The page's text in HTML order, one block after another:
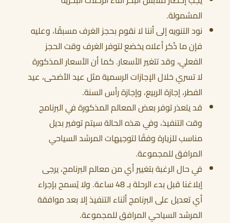
المشمولة.
نود التنويه إلى أننا لا نقوم بحجز الغرف مسبقًا، وعليه
فإن ما ذُكر أعلاه يخضع لتوفر الغرف وقت الحجز
الفعلي، وقد تتغير الأسعار. كما أن الأسعار المذكورة
لا تسري خلال الإجازات الرسمية مثل عيد الأضحى، عيد
الفطر، إجازة الربيع، وإجازة رأس السنة.
قد يتعذر توفر بعض المعالم المذكورة في البرنامج
وقت التنفيذ، وفي هذه الحالة سيتم توفير بديل
مناسب للزيارة وفقًا لتوجيهات المرشد السياحي
المرافق للمجموعة.
في حال الرغبة بتغيير أي من معالم البرنامج، يرجى
إبلاغنا قبل بدء الرحلة بـ 48 ساعة. ولا يُسمح بإجراء
أي تعديل على البرنامج أثناء التنفيذ إلا بعد موافقة
المرشد السياحي المرافق للمجموعة.